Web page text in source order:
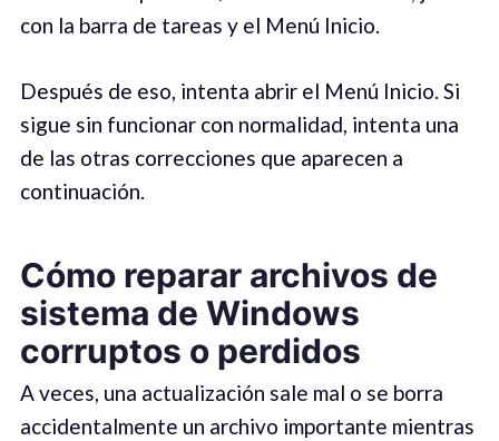
con la barra de tareas y el Menú Inicio.
Después de eso, intenta abrir el Menú Inicio. Si
sigue sin funcionar con normalidad, intenta una
de las otras correcciones que aparecen a
continuación.
Cómo reparar archivos de
sistema de Windows
corruptos o perdidos
A veces, una actualización sale mal o se borra
accidentalmente un archivo importante mientras